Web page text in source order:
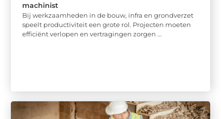
machinist
Bij werkzaamheden in de bouw, infra en grondverzet
speelt productiviteit een grote rol. Projecten moeten
efficiënt verlopen en vertragingen zorgen ...